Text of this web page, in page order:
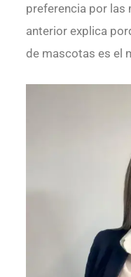
preferencia por las
anterior explica
de mascotas es el